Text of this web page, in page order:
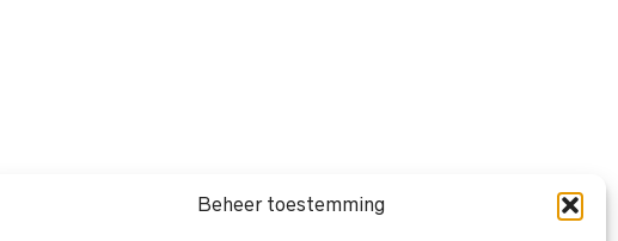
Beheer toestemming